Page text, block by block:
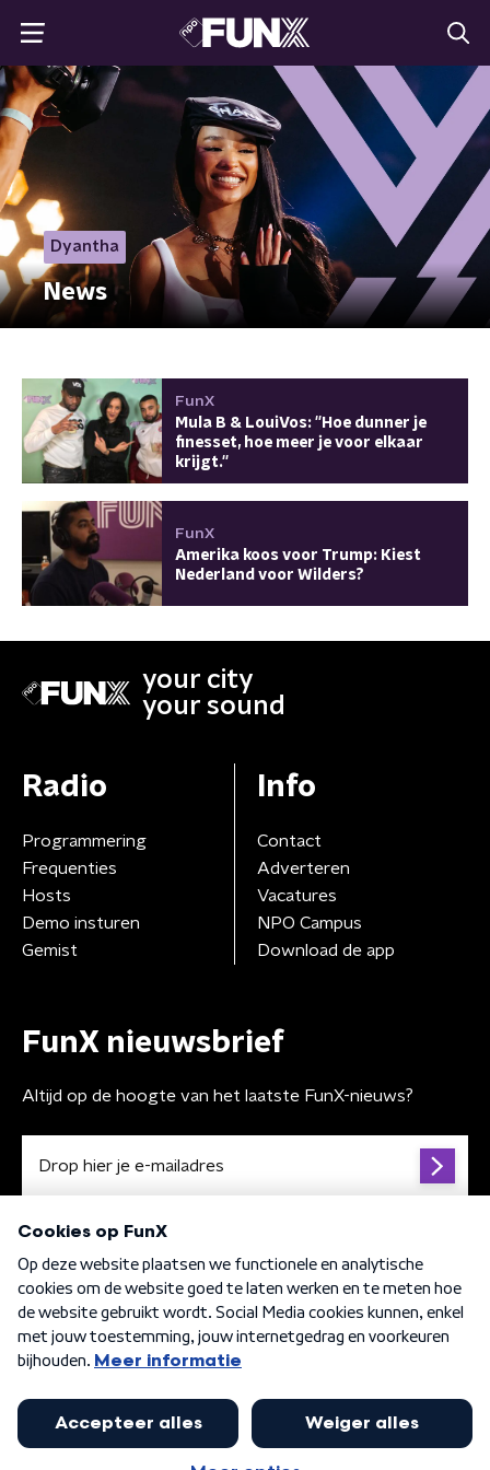
Dyantha
News
FunX
Mula B & LouiVos: ''Hoe dunner je
finesset, hoe meer je voor elkaar
krijgt.''
FunX
Amerika koos voor Trump: Kiest
Nederland voor Wilders?
your city
your sound
Radio
Programmering
Frequenties
Hosts
Demo insturen
Gemist
Info
Contact
Adverteren
Vacatures
NPO Campus
Download de app
FunX nieuwsbrief
Altijd op de hoogte van het laatste FunX-nieuws?
Algemene voorwaarden Privacybeleid